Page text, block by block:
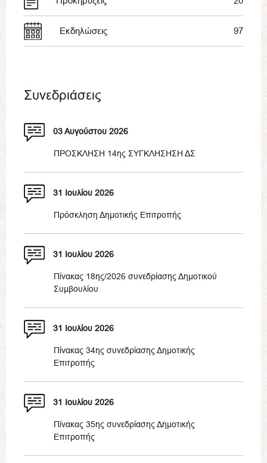
Εκδηλώσεις 97
Συνεδριάσεις
03 Αυγούστου 2026
ΠΡΟΣΚΛΗΣΗ 14ης ΣΥΓΚΛΗΣΗΣΗ ΔΣ
31 Ιουλίου 2026
Πρόσκληση Δημοτικής Επιτροπής
31 Ιουλίου 2026
Πίνακας 18ης/2026 συνεδρίασης Δημοτικού
Συμβουλίου
31 Ιουλίου 2026
Πίνακας 34ης συνεδρίασης Δημοτικής
Επιτροπής
31 Ιουλίου 2026
Πίνακας 35ης συνεδρίασης Δημοτικής
Επιτροπής